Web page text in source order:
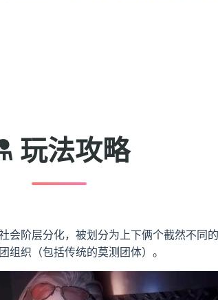
玩法攻略
阶层分化，被划分为上下俩个截然不同
织（包括传统的莫测团体）。